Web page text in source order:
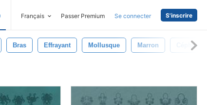
Français Passer Premium Se connecter S'inscrire
Bras Effrayant Mollusque Marron